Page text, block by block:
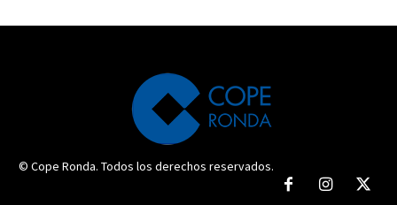
© Cope Ronda. Todos los derechos reservados.